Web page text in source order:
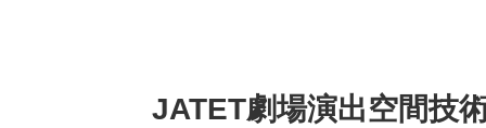
JATET劇場演出空間技